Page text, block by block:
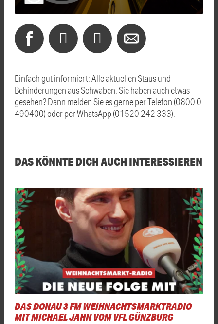
Einfach gut informiert: Alle aktuellen Staus und
Behinderungen aus Schwaben. Sie haben auch etwas
gesehen? Dann melden Sie es gerne per Telefon (0800 0
490400) oder per WhatsApp (01520 242 333).
DAS KÖNNTE DICH AUCH INTERESSIEREN
DAS DONAU 3 FM WEIHNACHTSMARKTRADIO
MIT MICHAEL JAHN VOM VFL GÜNZBURG